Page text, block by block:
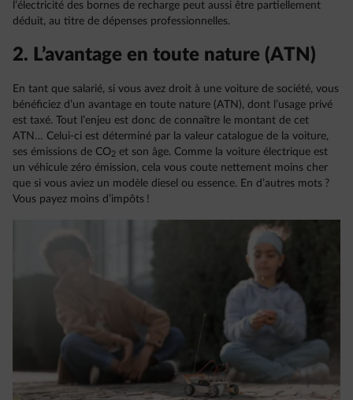
l’électricité des bornes de recharge peut aussi être partiellement
déduit, au titre de dépenses professionnelles.
2. L’avantage en toute nature (ATN)
En tant que salarié, si vous avez droit à une voiture de société, vous
bénéficiez d’un avantage en toute nature (ATN), dont l’usage privé
est taxé. Tout l’enjeu est donc de connaître le montant de cet
ATN… Celui-ci est déterminé par la valeur catalogue de la voiture,
ses émissions de CO2 et son âge. Comme la voiture électrique est
un véhicule zéro émission, cela vous coute nettement moins cher
que si vous aviez un modèle diesel ou essence. En d’autres mots ?
Vous payez moins d’impôts !